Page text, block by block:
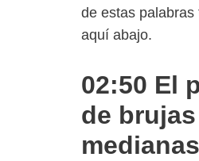
de estas palabras
aquí abajo.
02:50 El
de